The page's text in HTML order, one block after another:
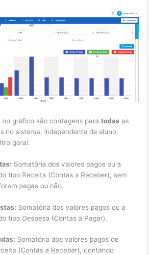
no gráfico são contagens paratodas as
no sistema, independente de aluno,
geral.
Somatória dos valores pagos ou a
tipo Receita (Contas a Receber), sem
pagas ou não.
Somatória dos valores pagos ou a
tipo Despesa (Contas a Pagar).
Somatória dos valores pagos de
(Contas a Receber), contando